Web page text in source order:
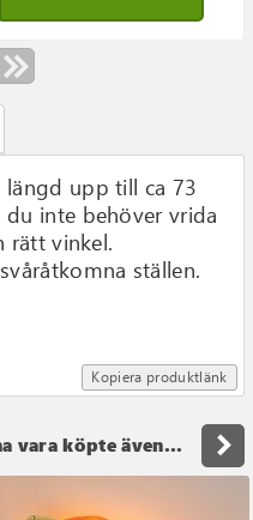
Kopiera produktlänk
upp till ca 73
du inte behöver vrida
rätt vinkel.
ställen.
vara köpte även... navigate_next